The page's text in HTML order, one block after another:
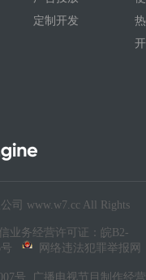
定制开发
司 www.w7.cc All Rights
业务经营许可证：皖B2-
网络违法犯罪举报网
号 广播电视节目制作经营